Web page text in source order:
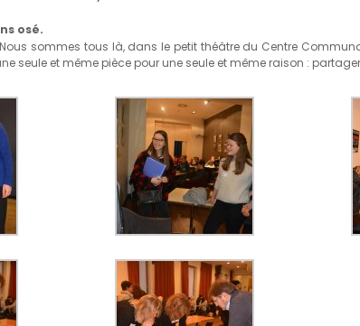
osé.
sommes tous là, dans le petit théâtre du Centre
seule et même pièce pour une seule et même raison :